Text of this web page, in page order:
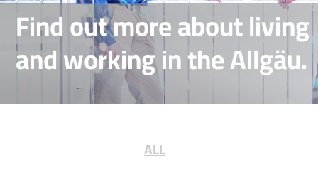
Find out more about living
and working in the Allgäu.
ALL